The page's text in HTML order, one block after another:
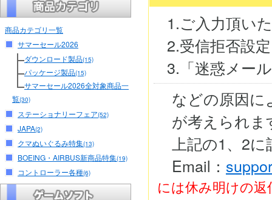
商品カテゴリ一覧
サマーセール2026
ダウンロード製品(15)
パッケージ製品(15)
サマーセール2026全対象商品一
覧(30)
ステーショナリーフェア(52)
JAPA(2)
クマぬいぐるみ特集(13)
BOEING・AIRBUS新商品特集(19)
コントローラー各種(6)
1.ご入力頂い
2.受信拒否設
3.「迷惑メー
などの原因
が考えられま
上記の1、2
Email：
には休み明けの